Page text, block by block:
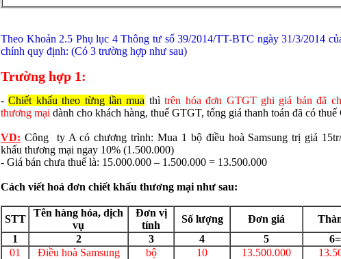
Theo Khoản 2.5 Phụ lục 4 Thông tư số 39/2014/TT-BTC ngày 31/3/2014
chính quy định: (Có 3 trường hợp như sau)
Trường hợp 1:
-Chiết khấu theo từng lần mua thìtrên hóa đơn GTGT ghi giá bán đã
thương mại dành cho khách hàng, thuế GTGT, tổng giá thanh toán đã có thuế
VD: Công ty A có chương trình: Mua 1 bộ điều hoà Samsung trị giá
khấu thương mại ngay 10% (1.500.000)
- Giá bán chưa thuế là: 15.000.000 – 1.500.000 = 13.500.000
Cách viết hoá đơn chiết khấu thương mại như sau:
STT
Tên hàng hóa, dịch
vụ
Đơn vị
tính
Số lượng Đơn giá
1
2 3 4 5
01
Điều hoà Samsung bộ 10 13.500.000